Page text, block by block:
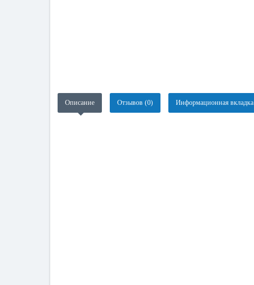
Описание Отзывов (0) Информационная вкладка